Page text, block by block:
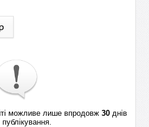
можливе лише впродовж 30днів